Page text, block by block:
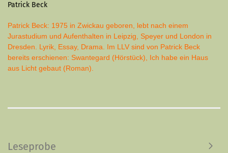
Patrick Beck
Patrick Beck: 1975 in Zwickau geboren, lebt nach einem
Jurastudium und Aufenthalten in Leipzig, Speyer und London in
Dresden. Lyrik, Essay, Drama. Im LLV sind von Patrick Beck
bereits erschienen: Swantegard (Hörstück), Ich habe ein Haus
aus Licht gebaut (Roman).
Leseprobe